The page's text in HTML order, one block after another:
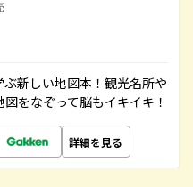
新しい地図本！観光名所や
をなぞって脳もイキイキ！
詳細を見る